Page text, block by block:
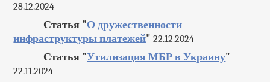
28.12.2024
Статья "О дружественности
инфраструктуры платежей" 22.12.2024
Статья "Утилизация МБР в Украину"
22.11.2024